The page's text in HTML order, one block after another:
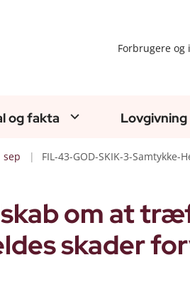
Forbrugere og
og fakta Lovgivning
sep FIL-43-GOD-SKIK-3-
om at
skader